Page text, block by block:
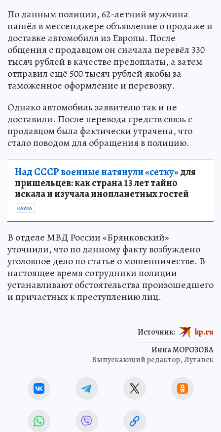
По данным полиции, 62-летний мужчина
нашёл в мессенджере объявление о продаже и
доставке автомобиля из Европы. После
общения с продавцом он сначала перевёл 330
тысяч рублей в качестве предоплаты, а затем
отправил ещё 500 тысяч рублей якобы за
таможенное оформление и перевозку.
Однако автомобиль заявителю так и не
доставили. После перевода средств связь с
продавцом была фактически утрачена, что
стало поводом для обращения в полицию.
Над СССР военные натянули «сетку»для
пришельцев: как страна 13 лет тайно
искала и изучала инопланетных гостей
НАУКА
В отделе МВД России «Брянковский»
уточнили, что по данному факту возбуждено
уголовное дело по статье о мошенничестве. В
настоящее время сотрудники полиции
устанавливают обстоятельства произошедшего
и причастных к преступлению лиц.
Инна МОРОЗОВА
Выпускающий редактор, Луганск
Источник: kp.ru